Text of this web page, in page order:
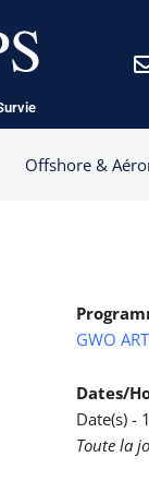
Offshore &
GWO
Dates/
Date(s)
Toute la